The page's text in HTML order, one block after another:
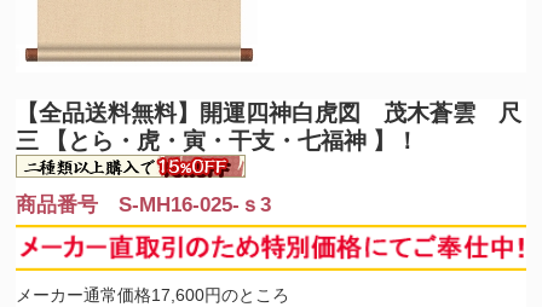
【全品送料無料】
開運四神白虎図 茂木蒼雲 尺
三 【とら・虎・寅・干支・七福神 】！
商品番号 S-MH16-025-ｓ3
メーカー通常価格17,600円のところ